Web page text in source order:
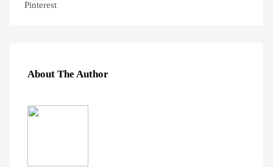
Pinterest
About The Author